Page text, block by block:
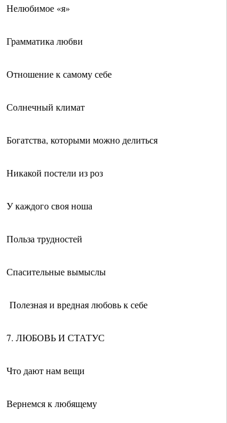
Нелюбимое «я»
Грамматика любви
Отношение к самому себе
Солнечный климат
Богатства, которыми можно делиться
Никакой постели из роз
У каждого своя ноша
Польза трудностей
Спасительные вымыслы
Полезная и вредная любовь к себе
7. ЛЮБОВЬ И СТАТУС
Что дают нам вещи
Вернемся к любящему